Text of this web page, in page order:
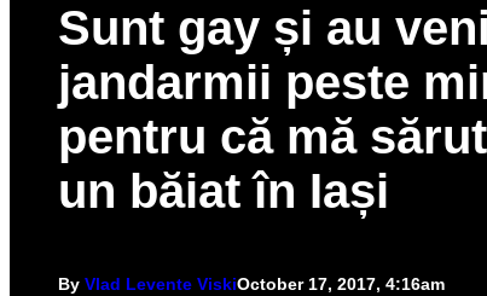
Sunt gay și au
jandarmii peste
pentru că mă
un băiat în Iași
By Vlad Levente ViskiOctober 17, 2017, 4:16am